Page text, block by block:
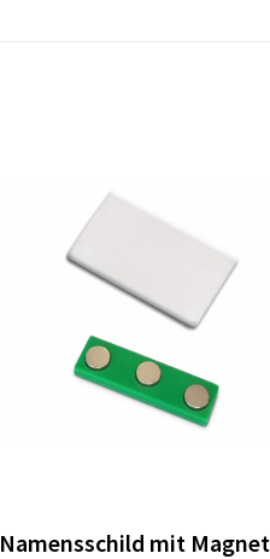
Namensschild mit Magnet